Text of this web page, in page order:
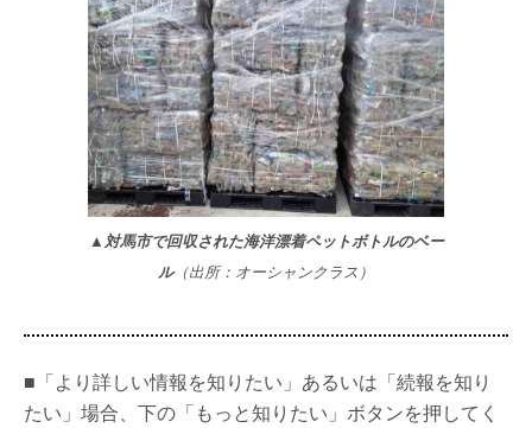
▲対馬市で回収された海洋漂着ペットボトルのベー
ル（出所：オーシャンクラス）
■「より詳しい情報を知りたい」あるいは「続報を知り
たい」場合、下の「もっと知りたい」ボタンを押してく